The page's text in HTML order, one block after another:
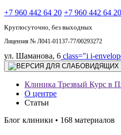
+7 960 442 64 20 +7 960 442 64 20
Круглосуточно, без выходных
Лицензия № Л041-01137-77/00293272
ул. Шаманова, 6 class="i i-
Клиника Трезвый Курс в
О центре
Статьи
Блог клиники • 168 материалов